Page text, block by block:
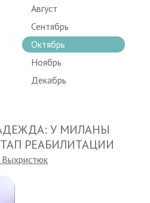
Август
Сентябрь
Октябрь
Ноябрь
Декабрь
У МИЛАНЫ
РЕАБИЛИТАЦИИ